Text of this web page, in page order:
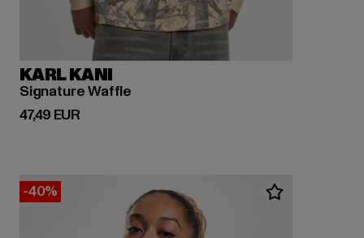
KARL KANI
Signature Waffle
47,49 EUR
Derzeitiger Preis: 47,49 EUR
-40%